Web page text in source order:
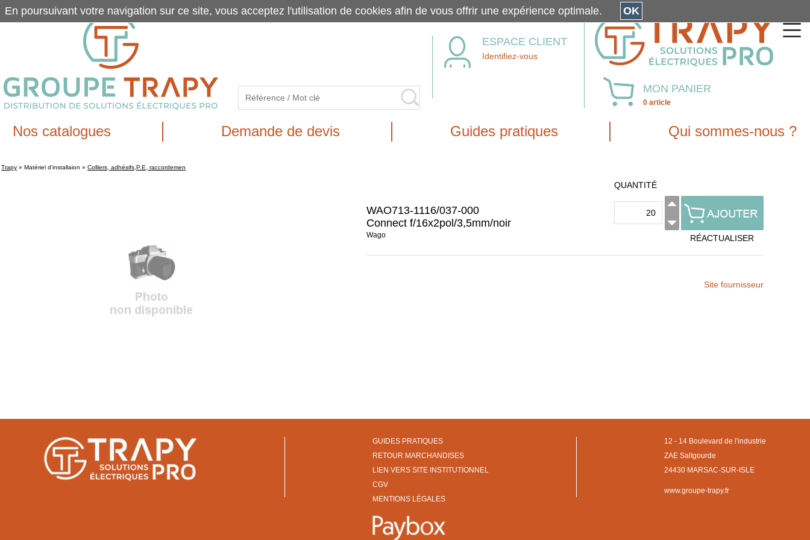
ESPACE CLIENT
Identifiez-vous
MON PANIER
0 article
Nos catalogues Demande de devis Guides pratiques Qui sommes-nous ?
Trapy » Matériel d'installaion » Colliers, adhésifs,P.E, raccordemen
WAO713-1116/037-000
Connect f/16x2pol/3,5mm/noir
Wago
QUANTITÉ
RÉACTUALISER
Site fournisseur
GUIDES PRATIQUES
RETOUR MARCHANDISES
LIEN VERS SITE INSTITUTIONNEL
CGV
MENTIONS LÉGALES
12 - 14 Boulevard de l'industrie
ZAE Saltgourde
24430 MARSAC-SUR-ISLE
www.groupe-trapy.fr
En poursuivant votre navigation sur ce site, vous acceptez l'utilisation de cookies afin de vous offrir une expérience optimale. OK